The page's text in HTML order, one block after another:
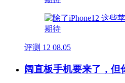
评测 12 08.05
阔直板手机要来了，但